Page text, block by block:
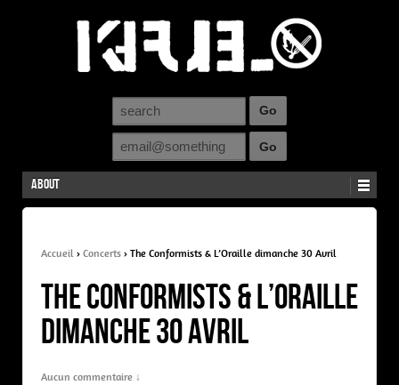
About
Accueil › Concerts › The Conformists & L’Oraille dimanche 30 Avril
The Conformists & L’Oraille
dimanche 30 Avril
Aucun commentaire ↓